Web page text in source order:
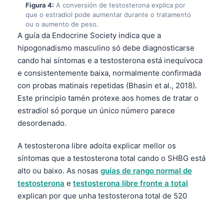
Figura 4: A conversión de testosterona explica por
que o estradiol pode aumentar durante o tratamento
ou o aumento de peso.
A guía da Endocrine Society indica que a
hipogonadismo masculino só debe diagnosticarse
cando hai síntomas e a testosterona está inequívoca
e consistentemente baixa, normalmente confirmada
con probas matinais repetidas (Bhasin et al., 2018).
Este principio tamén protexe aos homes de tratar o
estradiol só porque un único número parece
desordenado.
A testosterona libre adoita explicar mellor os
síntomas que a testosterona total cando o SHBG está
alto ou baixo. As nosas guías de rango normal de
testosterona e testosterona libre fronte a total
explican por que unha testosterona total de 520